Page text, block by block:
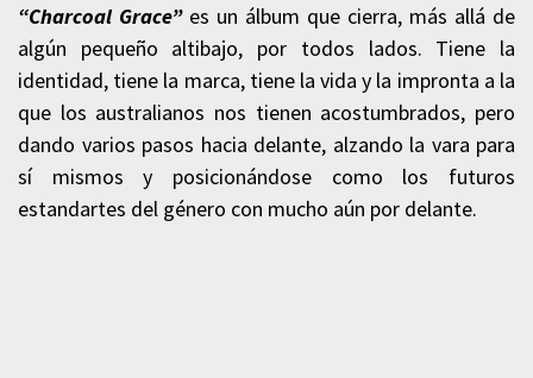
“Charcoal Grace” es un álbum que cierra, más allá de
algún pequeño altibajo, por todos lados. Tiene la
identidad, tiene la marca, tiene la vida y la impronta a la
que los australianos nos tienen acostumbrados, pero
dando varios pasos hacia delante, alzando la vara para
sí mismos y posicionándose como los futuros
estandartes del género con mucho aún por delante.